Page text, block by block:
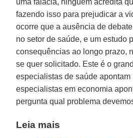
fazendo isso para prejudicar a
ocorre que a ausência de
no setor de saúde, e um estudo
consequências ao longo prazo,
se quer solicitado. Este é o
especialistas de saúde apontam
especialistas em economia
pergunta qual problema
Leia mais